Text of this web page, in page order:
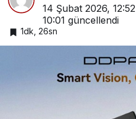
14 Şubat 2026, 12:52
10:01 güncellendi
1dk, 26sn